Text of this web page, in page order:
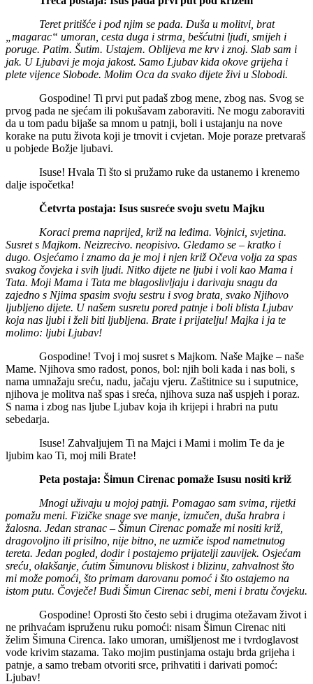
Teret pritišće i pod njim se pada. Duša u molitvi, brat
„magarac“ umoran, cesta duga i strma, bešćutni ljudi, smijeh i
poruge. Patim. Šutim. Ustajem. Oblijeva me krv i znoj. Slab sam i
jak. U Ljubavi je moja jakost. Samo Ljubav kida okove grijeha i
plete vijence Slobode. Molim Oca da svako dijete živi u Slobodi.
Gospodine! Ti prvi put padaš zbog mene, zbog nas. Svog se
prvog pada ne sjećam ili pokušavam zaboraviti. Ne mogu zaboraviti
da u tom padu bijaše sa mnom u patnji, boli i ustajanju na nove
korake na putu života koji je trnovit i cvjetan. Moje poraze pretvaraš
u pobjede Božje ljubavi.
Isuse! Hvala Ti što si pružamo ruke da ustanemo i krenemo
dalje ispočetka!
Četvrta postaja: Isus susreće svoju svetu Majku
Koraci prema naprijed, križ na leđima. Vojnici, svjetina.
Susret s Majkom. Neizrecivo. neopisivo. Gledamo se – kratko i
dugo. Osjećamo i znamo da je moj i njen križ Očeva volja za spas
svakog čovjeka i svih ljudi. Nitko dijete ne ljubi i voli kao Mama i
Tata. Moji Mama i Tata me blagoslivljaju i darivaju snagu da
zajedno s Njima spasim svoju sestru i svog brata, svako Njihovo
ljubljeno dijete. U našem susretu pored patnje i boli blista Ljubav
koja nas ljubi i želi biti ljubljena. Brate i prijatelju! Majka i ja te
molimo: ljubi Ljubav!
Gospodine! Tvoj i moj susret s Majkom. Naše Majke – naše
Mame. Njihova smo radost, ponos, bol: njih boli kada i nas boli, s
nama umnažaju sreću, nadu, jačaju vjeru. Zaštitnice su i suputnice,
njihova je molitva naš spas i sreća, njihova suza naš uspjeh i poraz.
S nama i zbog nas ljube Ljubav koja ih krijepi i hrabri na putu
sebedarja.
Isuse! Zahvaljujem Ti na Majci i Mami i molim Te da je
ljubim kao Ti, moj mili Brate!
Peta postaja: Šimun Cirenac pomaže Isusu nositi križ
Mnogi uživaju u mojoj patnji. Pomagao sam svima, rijetki
pomažu meni. Fizičke snage sve manje, izmučen, duša hrabra i
žalosna. Jedan stranac – Šimun Cirenac pomaže mi nositi križ,
dragovoljno ili prisilno, nije bitno, ne uzmiče ispod nametnutog
tereta. Jedan pogled, dodir i postajemo prijatelji zauvijek. Osjećam
sreću, olakšanje, ćutim Šimunovu bliskost i blizinu, zahvalnost što
mi može pomoći, što primam darovanu pomoć i što ostajemo na
istom putu. Čovječe! Budi Šimun Cirenac sebi, meni i bratu čovjeku.
Gospodine! Oprosti što često sebi i drugima otežavam život i
ne prihvaćam ispruženu ruku pomoći: nisam Šimun Cirenac niti
želim Šimuna Cirenca. Iako umoran, umišljenost me i tvrdoglavost
vode krivim stazama. Tako mojim pustinjama ostaju brda grijeha i
patnje, a samo trebam otvoriti srce, prihvatiti i darivati pomoć:
Ljubav!